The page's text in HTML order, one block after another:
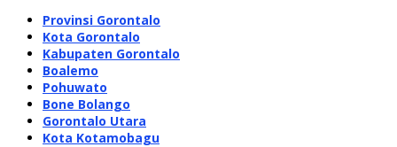
Provinsi Gorontalo
Kota Gorontalo
Kabupaten Gorontalo
Boalemo
Pohuwato
Bone Bolango
Gorontalo Utara
Kota Kotamobagu